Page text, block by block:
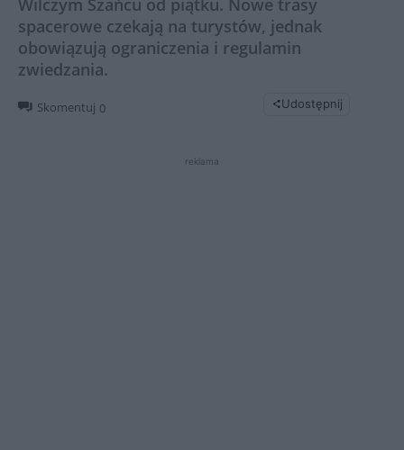
Wilczym Szańcu od piątku. Nowe trasy
spacerowe czekają na turystów, jednak
obowiązują ograniczenia i regulamin
zwiedzania.
Skomentuj 0 Udostępnij
reklama